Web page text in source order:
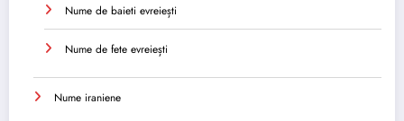
Nume de baieti evreiești
Nume de fete evreiești
Nume iraniene